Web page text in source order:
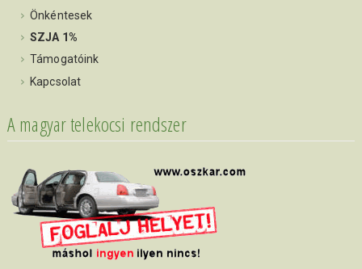
Önkéntesek
SZJA 1%
Támogatóink
Kapcsolat
A magyar telekocsi rendszer